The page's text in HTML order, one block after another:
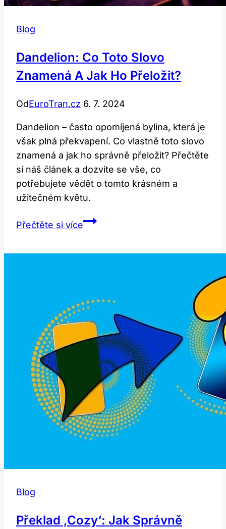
Blog
Dandelion: Co Toto Slovo
Znamená A Jak Ho Přeložit?
OdEuroTran.cz 6. 7. 2024
Dandelion – často opomíjená bylina, která je
však plná překvapení. Co vlastně toto slovo
znamená a jak ho správně přeložit? Přečtěte
si náš článek a dozvíte se vše, co
potřebujete vědět o tomto krásném a
užitečném květu.
Přečtěte si víceDandelion:
Jak
Ho
Přeložit?
Blog
Překlad ‚cozy‘: Jak Správně